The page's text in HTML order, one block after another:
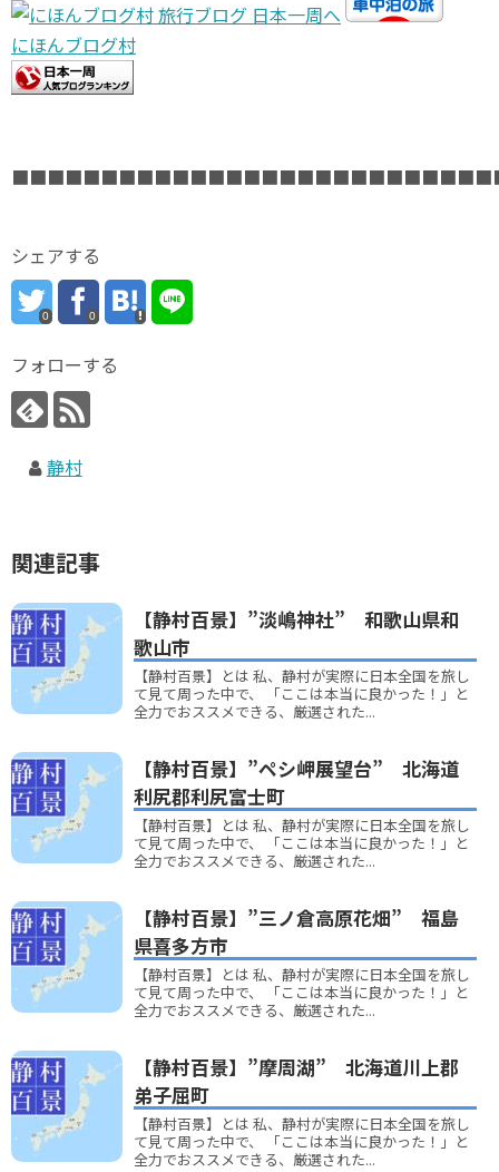
にほんブログ村
シェアする
0 0
フォローする
静村
関連記事
【静村百景】”淡嶋神社” 和歌山県和
歌山市
【静村百景】とは 私、静村が実際に日本全国を旅し
て見て周った中で、 「ここは本当に良かった！」と
全力でおススメできる、厳選された...
【静村百景】”ペシ岬展望台” 北海道
利尻郡利尻富士町
【静村百景】とは 私、静村が実際に日本全国を旅し
て見て周った中で、 「ここは本当に良かった！」と
全力でおススメできる、厳選された...
【静村百景】”三ノ倉高原花畑” 福島
県喜多方市
【静村百景】とは 私、静村が実際に日本全国を旅し
て見て周った中で、 「ここは本当に良かった！」と
全力でおススメできる、厳選された...
【静村百景】”摩周湖” 北海道川上郡
弟子屈町
【静村百景】とは 私、静村が実際に日本全国を旅し
て見て周った中で、 「ここは本当に良かった！」と
全力でおススメできる、厳選された...